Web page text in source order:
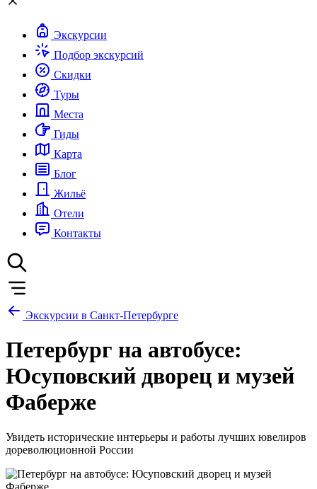
Экскурсии
Подбор экскурсий
Скидки
Туры
Места
Гиды
Карта
Блог
Жильё
Отели
Контакты
Экскурсии в Санкт-Петербурге
Петербург на автобусе:
Юсуповский дворец и музей
Фаберже
Увидеть исторические интерьеры и работы лучших ювелиров
дореволюционной России